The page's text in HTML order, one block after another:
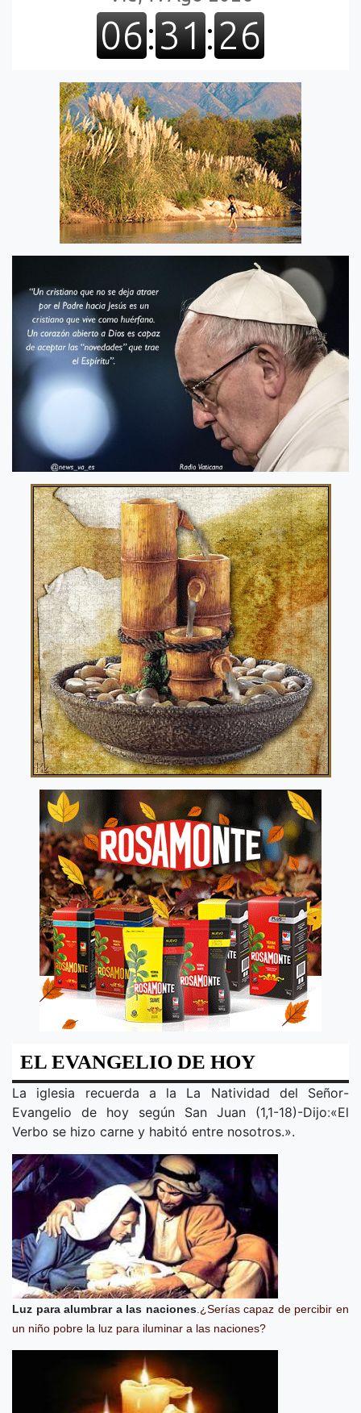
EL EVANGELIO DE HOY
La iglesia recuerda a la La Natividad del Señor-
Evangelio de hoy según San Juan (1,1-18)-Dijo:«El
Verbo se hizo carne y habitó entre nosotros.».
Luz para alumbrar a las naciones. ¿Serías capaz de percibir en
un niño pobre la luz para iluminar a las naciones?